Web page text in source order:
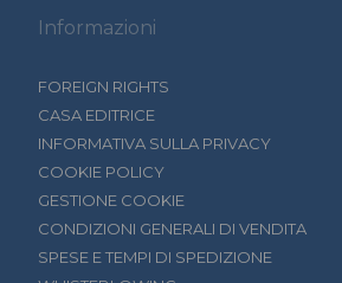
Informazioni
FOREIGN RIGHTS
CASA EDITRICE
INFORMATIVA SULLA PRIVACY
COOKIE POLICY
GESTIONE COOKIE
CONDIZIONI GENERALI DI VENDITA
SPESE E TEMPI DI SPEDIZIONE